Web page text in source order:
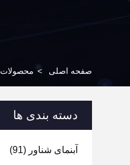
صفحه اصلی > محصولات
دسته بندی ها
آبنمای شناور (91)